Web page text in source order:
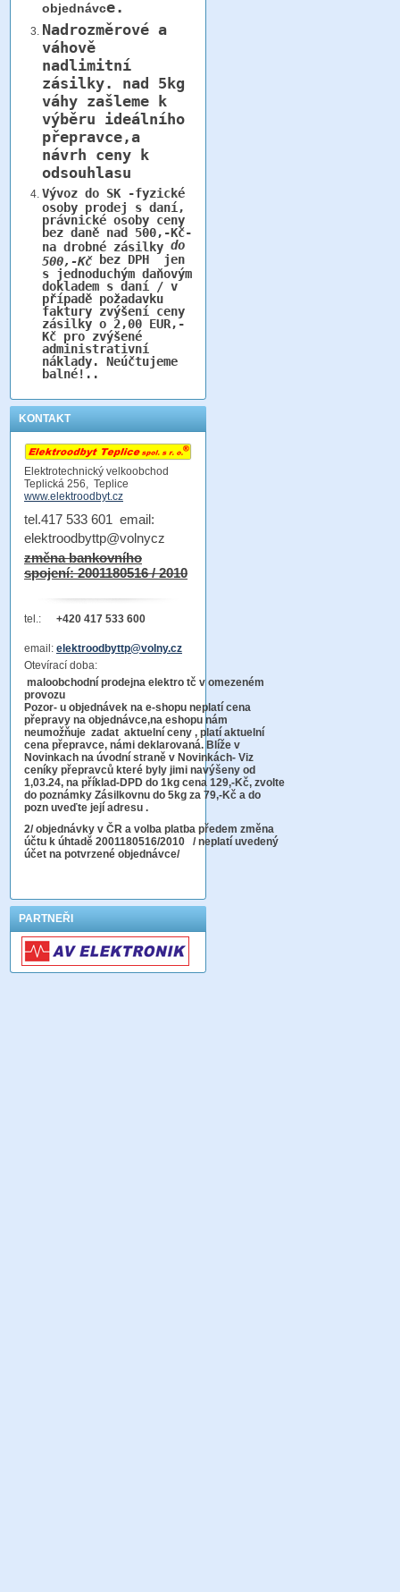
objednávce.
Nadrozměrové a
váhově
nadlimitní
zásilky. nad 5kg
váhy zašleme k
výběru ideálního
přepravce,a
návrh ceny k
odsouhlasu
Vývoz do SK -fyzické
osoby prodej s daní,
právnické osoby ceny
bez daně nad 500,-Kč-
na drobné zásilky do
500,-Kčbez DPH jen
s jednoduchým daňovým
dokladem s daní / v
případě požadavku
faktury zvýšení ceny
zásilky o 2,00 EUR,-
Kč pro zvýšené
administrativní
náklady. Neúčtujeme
balné!..
KONTAKT
Elektrotechnický velkoobchod
Teplická 256, Teplice
www.elektroodbyt.cz
tel.417 533 601 email:
elektroodbyttp@volnycz
změna bankovního
spojení: 2001180516 / 2010
tel.: +420 417 533 600
email: elektroodbyttp@volny.cz
Otevírací doba:
maloobchodní prodejna elektro tč v omezeném
provozu
Pozor- u objednávek na e-shopu neplatí cena
přepravy na objednávce,na eshopu nám
neumožňuje zadat aktuelní ceny , platí aktuelní
cena přepravce, námi deklarovaná. Blíže v
Novinkach na úvodní straně v Novinkách- Viz
ceníky přepravců které byly jimi navýšeny od
1,03.24, na příklad-DPD do 1kg cena 129,-Kč, zvolte
do poznámky Zásilkovnu do 5kg za 79,-Kč a do
pozn uveďte její adresu .
2/ objednávky v ČR a volba platba předem změna
účtu k úhtadě 2001180516/2010 / neplatí uvedený
účet na potvrzené objednávce/
PARTNEŘI